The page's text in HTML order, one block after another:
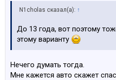
N1cholas сказал(а): ↑
До 13 года, вот поэтому
этому варианту
Нечего думать тогда.
Мне кажется авто скажет